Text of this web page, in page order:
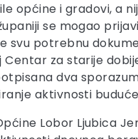
općine i gradovi, a
se mogao
svu potrebnu
Centar za starije
dva
aktivnosti
Lobor Ljubica